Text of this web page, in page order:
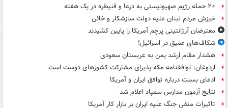
۲۰ حمله رژیم صهیونیستی به درعا و قنیطره در یک هفته
خیزش مردم لبنان علیه دولت سازشکار و خائن
معترضان آرژانتینی پرچم آمریکا را پایین کشیدند
شکاف‌های عمیق در اسرائیل!
هشدار مقام ارشد یمن به عربستان سعودی
اردوغان: توافقنامه مکه پذیرای مشارکت کشورهای دوست است
ادعای بسنت درباره توافق ایران و آمریکا
نتایج آزمون مدارس سمپاد اعلام شد
تاثیرات منفی جنگ علیه ایران بر بازار کار آمریکا